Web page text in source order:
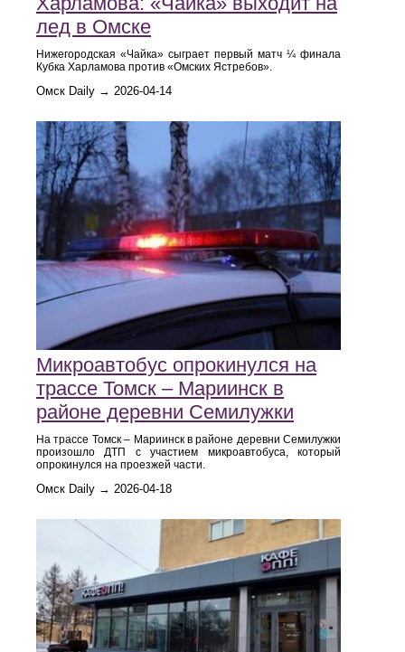
лед в Омске
Нижегородская «Чайка» сыграет первый матч ¼ финала
Кубка Харламова против «Омских Ястребов».
Омск Daily → 2026-04-14
Микроавтобус опрокинулся на
трассе Томск – Мариинск в
районе деревни Семилужки
На трассе Томск – Мариинск в районе деревни Семилужки
произошло ДТП с участием микроавтобуса, который
опрокинулся на проезжей части.
Омск Daily → 2026-04-18